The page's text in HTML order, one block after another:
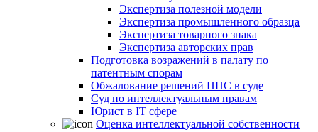
Экспертиза полезной модели
Экспертиза промышленного образца
Экспертиза товарного знака
Экспертиза авторских прав
Подготовка возражений в палату по
патентным спорам
Обжалование решений ППС в суде
Суд по интеллектуальным правам
Юрист в IT сфере
Оценка интеллектуальной собственности